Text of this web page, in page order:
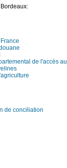
de l'accès au
de conciliation